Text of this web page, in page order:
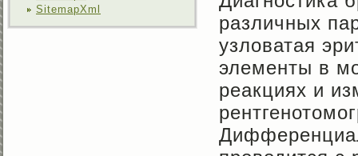
SitemapXml
различных
узловатая
элементы в
реакциях и